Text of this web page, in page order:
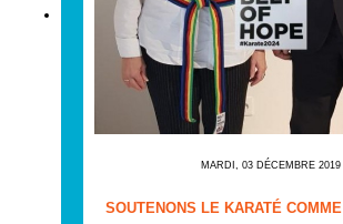
MARDI, 03 DÉCEMBRE 2019
SOUTENONS LE KARATÉ